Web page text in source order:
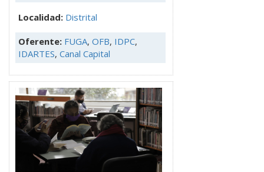
Localidad: Distrital
Oferente: FUGA, OFB, IDPC,
IDARTES, Canal Capital